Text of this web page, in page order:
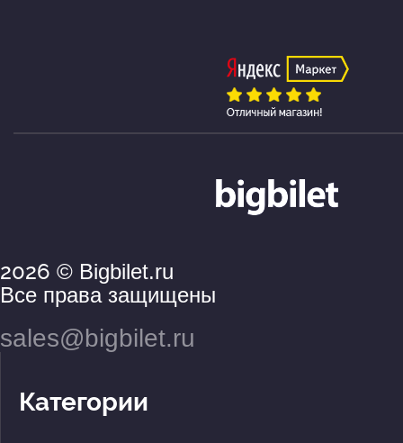
2026 © Bigbilet.ru
Все права защищены
sales@bigbilet.ru
Категории